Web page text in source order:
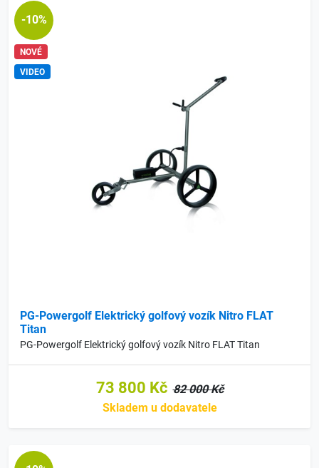
-10%
NOVÉ
VIDEO
PG-Powergolf Elektrický golfový vozík Nitro FLAT
Titan
PG-Powergolf Elektrický golfový vozík Nitro FLAT Titan
73 800 Kč 82 000 Kč
Skladem u dodavatele